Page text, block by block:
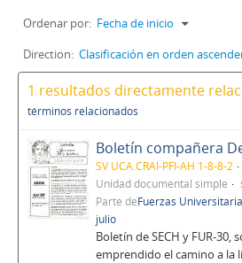
Ordenar por: Fecha de inicio
Direction: Clasificación en orden
1 resultados directamente
términos relacionados
SV UCA.CRAI-PFI-AH 1-8-8-2
Unidad documental simple
Parte deFuerzas
julio
Boletín de SECH y FUR-30,
emprendido el camino a la